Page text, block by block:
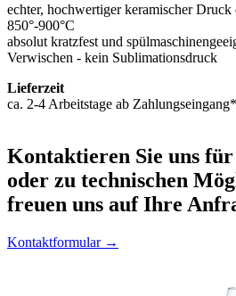
echter, hochwertiger keramischer Druck
850°-900°C
absolut kratzfest und
Verwischen - kein Sublimationsdruck
Lieferzeit
ca. 2-4 Arbeitstage ab
Kontaktieren Sie uns
oder zu technischen
freuen uns auf Ihre
Kontaktformular →